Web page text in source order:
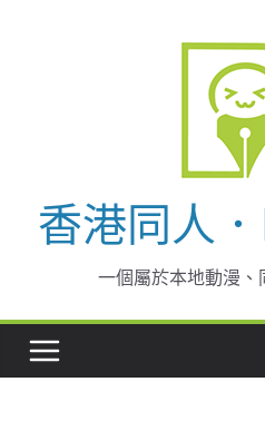
香港同人
一個屬於本地動漫